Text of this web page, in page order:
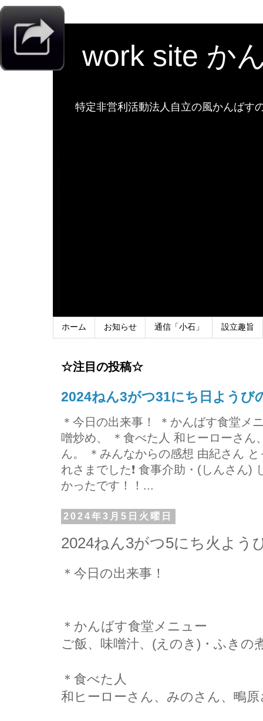
work site か
特定非営利活動法人自立の風かんばす
ホーム お知らせ 通信「小石」 設立趣旨
☆注目の投稿☆
2024ねん3がつ31にち日ようび
＊今日の出来事！ ＊かんばす食堂メ
噌炒め、 ＊食べた人 和ヒーローさん
ん。 ＊みんなからの感想 由紀さん
れさまでした❗ 食事介助・(しんさん)
かったです！！...
2024年3月5日火曜日
2024ねん3がつ5にち火よう
＊今日の出来事！
＊かんばす食堂メニュー
ご飯、味噌汁、(えのき)・ふきの
＊食べた人
和ヒーローさん、みのさん、鴫